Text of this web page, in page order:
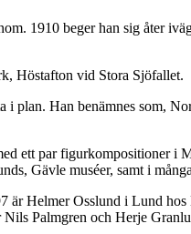
1910 beger han sig åter
Höstafton vid Stora Sjöfallet.
plan. Han benämnes som,
ett par figurkompositioner i
Gävle muséer, samt i
är Helmer Osslund i Lund
Palmgren och Herje